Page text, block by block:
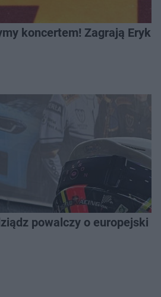
koncertem! Zagrają Eryk
powalczy o europejski